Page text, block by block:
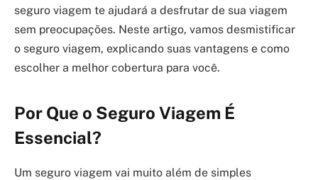
seguro viagem te ajudará a desfrutar de sua viagem
sem preocupações. Neste artigo, vamos desmistificar
o seguro viagem, explicando suas vantagens e como
escolher a melhor cobertura para você.
Por Que o Seguro Viagem É
Essencial?
Um seguro viagem vai muito além de simples